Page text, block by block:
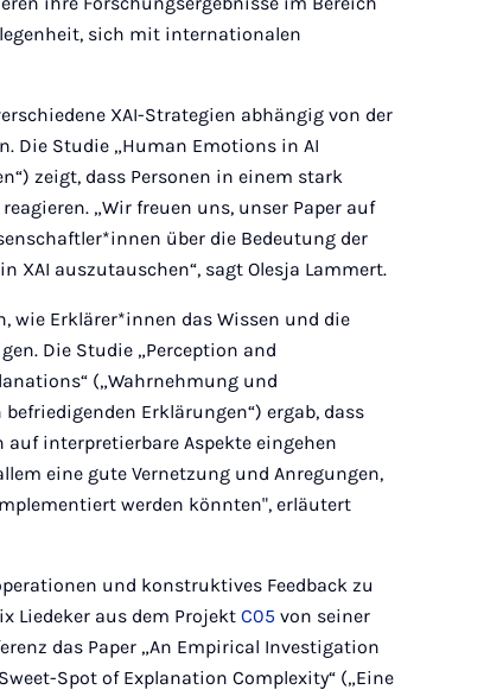
sich mit internationalen
XAI-Strategien abhängig von der
Die Studie „Human Emotions in AI
zeigt, dass Personen in einem stark
„Wir freuen uns, unser Paper auf
über die Bedeutung der
auszutauschen“, sagt Olesja Lammert.
wie Erklärer*innen das Wissen und die
Die Studie „Perception and
(„Wahrnehmung und
Erklärungen“) ergab, dass
interpretierbare Aspekte eingehen
eine gute Vernetzung und Anregungen,
werden könnten", erläutert
und konstruktives Feedback zu
Liedeker aus dem ProjektC05 von seiner
das Paper „An Empirical Investigation
Spot of Explanation Complexity“ („Eine